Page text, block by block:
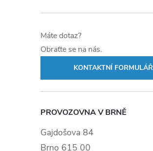
Máte dotaz?
Obraťte se na nás.
KONTAKTNÍ FORMULÁŘ
PROVOZOVNA V BRNĚ
Gajdošova 84
Brno 615 00